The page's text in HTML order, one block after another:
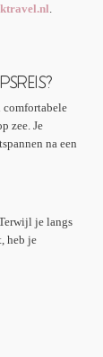
comfortabele
zee. Je
na een
je langs
heb je